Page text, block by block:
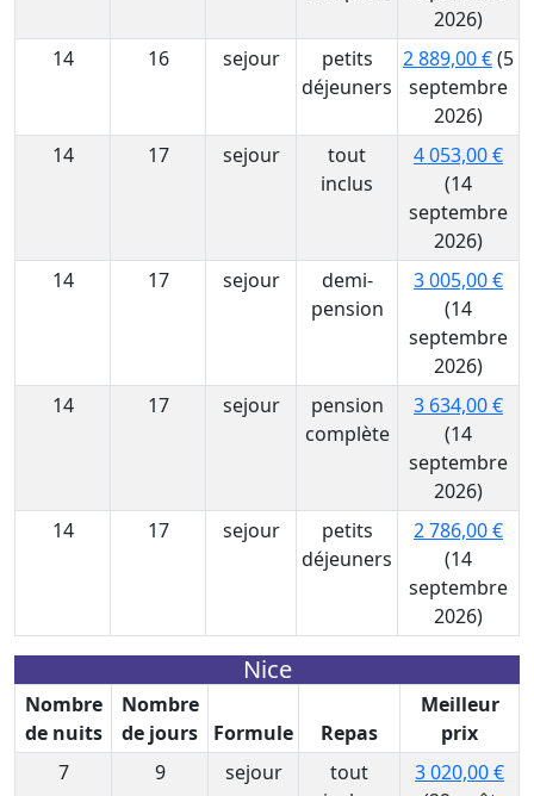
2026)
14
16 sejour
petits
déjeuners
2 889,00 €(5
septembre
2026)
14
17 sejour
tout
inclus
4 053,00 €
(14
septembre
2026)
14
17 sejour
demi-
pension
3 005,00 €
(14
septembre
2026)
14
17 sejour
pension
complète
3 634,00 €
(14
septembre
2026)
14
17 sejour
petits
déjeuners
2 786,00 €
(14
septembre
2026)
Nice
Nombre
de nuits
Nombre
de jours
Formule Repas
Meilleur
prix
7
9 sejour
tout
3 020,00 €